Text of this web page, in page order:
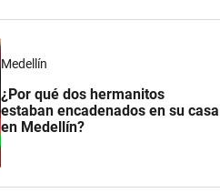
Medellín
¿Por qué dos hermanitos
estaban encadenados en su casa
en Medellín?